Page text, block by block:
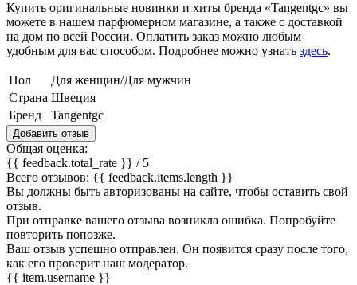
Купить оригинальные новинки и хиты бренда «Tangentgc» вы
можете в нашем парфюмерном магазине, а также с доставкой
на дом по всей России. Оплатить заказ можно любым
удобным для вас способом. Подробнее можно узнать здесь.
Пол
Для женщин/Для мужчин
Страна Швеция
Бренд
Tangentgc
Добавить отзыв
Общая оценка:
{{ feedback.total_rate }} / 5
Всего отзывов: {{ feedback.items.length }}
Вы должны быть авторизованы на сайте, чтобы оставить свой
отзыв.
При отправке вашего отзыва возникла ошибка. Попробуйте
повторить попозже.
Ваш отзыв успешно отправлен. Он появится сразу после того,
как его проверит наш модератор.
{{ item.username }}